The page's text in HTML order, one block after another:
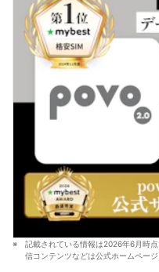
記載されている情報は2026年6月時
信コンテンツなどは公式ホームページ